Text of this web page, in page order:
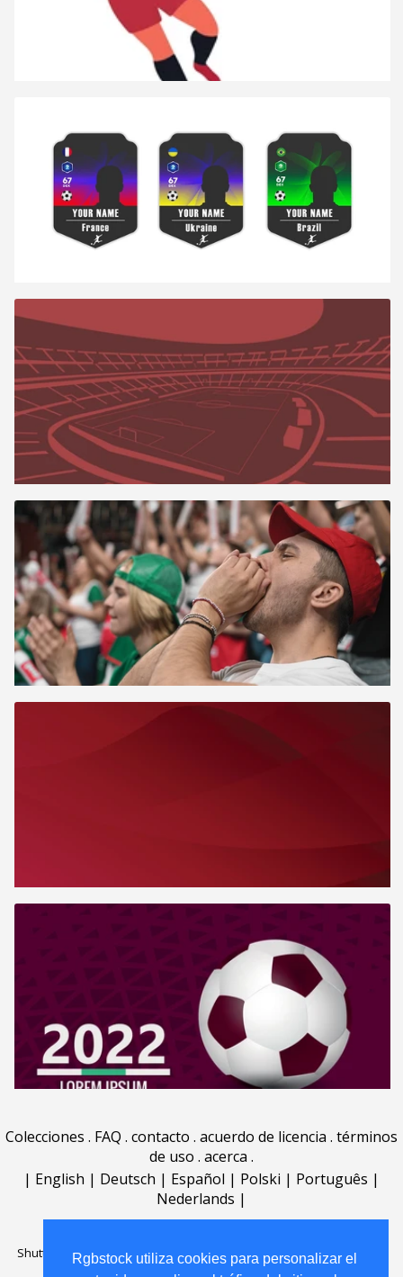
Rgbstock utiliza cookies para personalizar el
Rgbstock utiliza cookies para personalizar el
Colecciones . FAQ . contacto . acuerdo de licencia . términos
de uso . acerca .
| English | Deutsch | Español | Polski | Português |
Nederlands |
Shutterstock official partner of RgbstockSaqurai AI official partner of
Rgbstock